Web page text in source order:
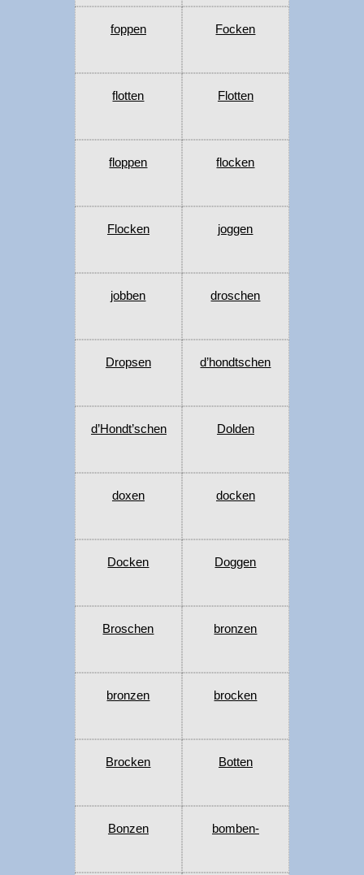
foppen Focken
flotten Flotten
floppen flocken
Flocken joggen
jobben droschen
Dropsen d’hondtschen
d’Hondt’schen Dolden
doxen docken
Docken Doggen
Broschen bronzen
bronzen brocken
Brocken Botten
Bonzen bomben-